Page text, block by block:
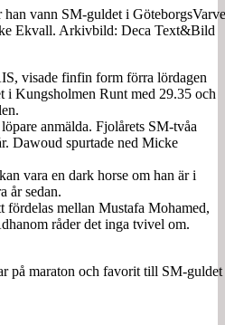
vann SM-guldet i
Ekvall. Arkivbild: Deca Text&Bild
visade finfin form förra lördagen
i Kungsholmen Runt med 29.35 och
anmälda. Fjolårets SM-tvåa
Dawoud spurtade ned Micke
vara en dark horse om han är i
år sedan.
fördelas mellan Mustafa Mohamed,
råder det inga tvivel om.
på maraton och favorit till SM-